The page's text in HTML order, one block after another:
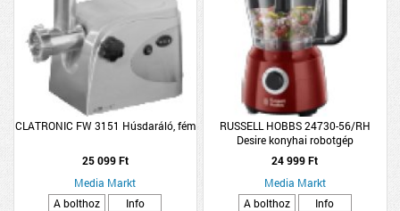
CLATRONIC FW 3151 Húsdaráló, fém
25 099 Ft
Media Markt
A bolthoz
Info
RUSSELL HOBBS 24730-56/RH
Desire konyhai robotgép
24 999 Ft
Media Markt
A bolthoz
Info